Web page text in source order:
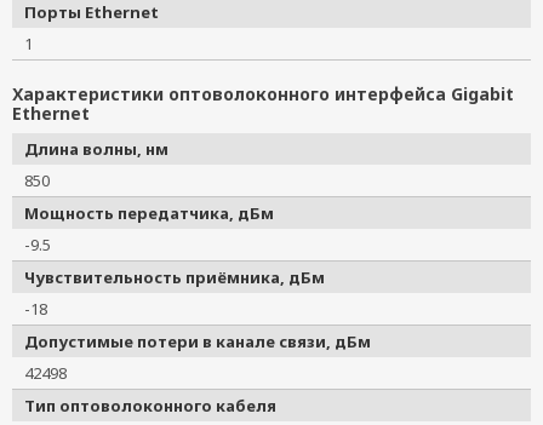
Порты Ethernet
1
Характеристики оптоволоконного интерфейса Gigabit
Ethernet
Длина волны, нм
850
Мощность передатчика, дБм
-9.5
Чувствительность приёмника, дБм
-18
Допустимые потери в канале связи, дБм
42498
Тип оптоволоконного кабеля